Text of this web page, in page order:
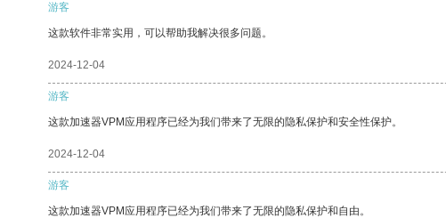
游客
这款软件非常实用，可以帮助我解决很多问题。
2024-12-04
游客
这款加速器VPM应用程序已经为我们带来了无限的隐私保护和安全性保护。
2024-12-04
游客
这款加速器VPM应用程序已经为我们带来了无限的隐私保护和自由。